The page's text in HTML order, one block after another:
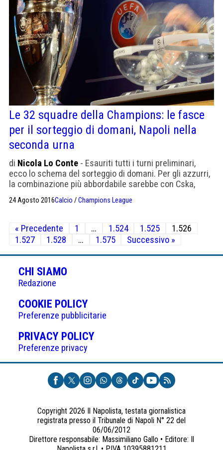
Le 32 squadre della Champions: le fasce
per il sorteggio di domani, Napoli nella
seconda urna
di Nicola Lo Conte - Esauriti tutti i turni preliminari,
ecco lo schema del sorteggio di domani. Per gli azzurri,
la combinazione più abbordabile sarebbe con Cska,
Bruges e Legia Varsavia
24 Agosto 2016Calcio /Champions League
Paginazione
degli
articoli
« Precedente 1 … 1.524 1.525
1.526
1.527
1.528 … 1.575 Successivo »
CHI SIAMO
Redazione
COOKIE POLICY(APRE
IN
UNA
NUOVA
Preferenze pubblicitarie
PRIVACY POLICY(APRE
UNA
NUOVA
SCHEDA)
Preferenze privacy
Copyright 2026 Il Napolista, testata giornalistica
registrata presso il Tribunale di Napoli N° 22 del
06/06/2012
Direttore responsabile: Massimiliano Gallo • Editore: Il